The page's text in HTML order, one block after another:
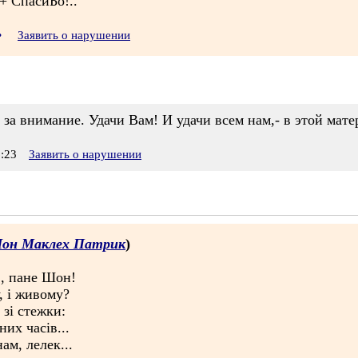
Заявить о нарушении
внимание. Удачи Вам! И удачи всем нам,- в этой
Заявить о нарушении
Маклех Патрик)
пане Шон!
і живому?
стежки:
часів...
лелек...